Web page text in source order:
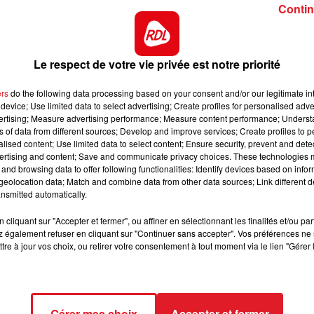
Lafayette, Jean-Mermoz, Jules-Verne et Lavoisier,
200 exposants.
Vanuxem, rues Kléber et Kelerman, 400
Iansweg, des Champs, du Clos et impasse du Clos, 150
8-Mai-1945, Jean-Mermoz, place du 11-Novembre,
Saint-Sébastien, 5 exposants.
Arago, place et rue Voltaire, 280 exposants.
61 rue Nationale, 50 exposants.
Baptiste-Lebas et rues adjacentes, 230 exposants.
Le respect de votre vie privée est notre priorité
do the following data processing based on your consent and/or our legitimate
Use limited data to select advertising; Create profiles for personalised
Measure advertising performance; Measure content performance;
of data from different sources; Develop and improve services; Create profiles to
content; Use limited data to select content; Ensure security, prevent and
and content; Save and communicate privacy choices. These technologies
browsing data to offer following functionalities: Identify devices based on
data; Match and combine data from other data sources; Link different
automatically.
cliquant sur "Accepter et fermer", ou affiner en sélectionnant les finalités et/ou
également refuser en cliquant sur "Continuer sans accepter". Vos préférences
à jour vos choix, ou retirer votre consentement à tout moment via le lien